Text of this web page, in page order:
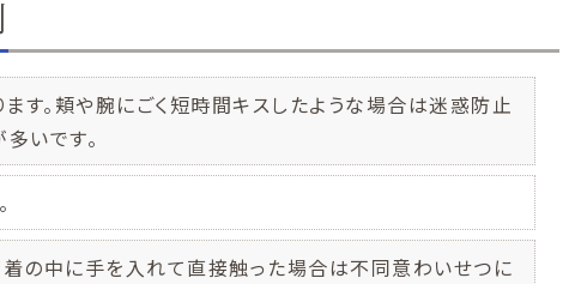
す。頬や腕にごく短時間キスしたような場合は迷惑防止
いです。
着の中に手を入れて直接触った場合は不同意わいせつに